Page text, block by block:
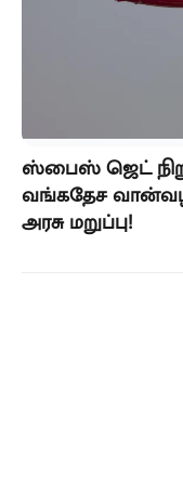
ஸ்பைஸ் ஜெட்
வங்கதேச
அரசு மறுப்பு!